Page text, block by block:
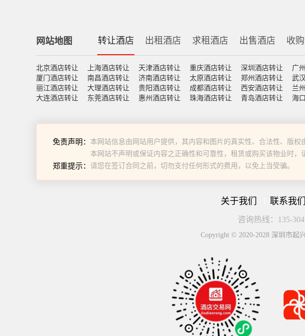
网站地图 转让酒店 出租酒店 求租酒店 出售酒店 收
北京酒店转让 上海酒店转让 天津酒店转让 重庆酒店转让 深圳酒店转让 广
厦门酒店转让
南昌酒店转让 济南酒店转让 太原酒店转让 郑州酒店转让 武
丽江酒店转让
大理酒店转让 贵阳酒店转让 成都酒店转让 西安酒店转让 兰
大连酒店转让
东莞酒店转让 惠州酒店转让 珠海酒店转让 青岛酒店转让 海
免责声明： 本网站信息由网站用户提供，其内容和图片的真实性、合法性、版
本网站不声明或保证内容之正确性和可靠性，租赁或购买该物业时，
郑重提示： 请您在签订合同之前，切勿支付任何形式的费用，以免上当受骗。
关于我们 联系我们
咨询热线：135-
Copyright © 2020-2028 深圳市起